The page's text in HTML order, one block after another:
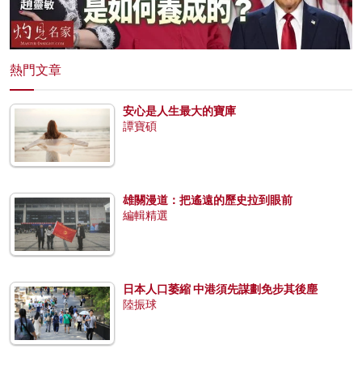
熱門文章
安心是人生最大的寶庫
譚寶碩
雄關漫道：把遙遠的歷史拉到眼前
編輯精選
日本人口萎縮 中港須先謀劃免步其後塵
陸振球